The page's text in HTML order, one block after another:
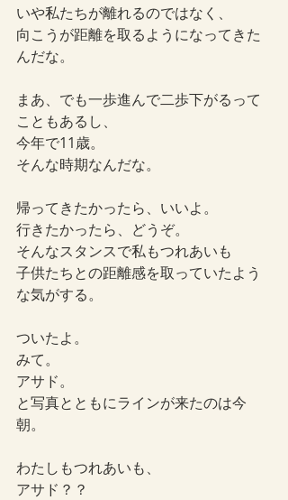
いや私たちが離れるのではなく、
向こうが距離を取るようになってきた
んだな。
まあ、でも一歩進んで二歩下がるって
こともあるし、
今年で11歳。
そんな時期なんだな。
帰ってきたかったら、いいよ。
行きたかったら、どうぞ。
そんなスタンスで私もつれあいも
子供たちとの距離感を取っていたよう
な気がする。
ついたよ。
みて。
アサド。
と写真とともにラインが来たのは今
朝。
わたしもつれあいも、
アサド？？